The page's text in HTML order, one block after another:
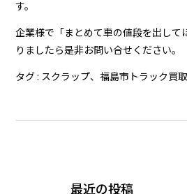
す。
企業様で「まとめて車の値段を出して
りましたら是非お問い合せください。
タグ : スクラップ、福島市トラック買
最近の投稿